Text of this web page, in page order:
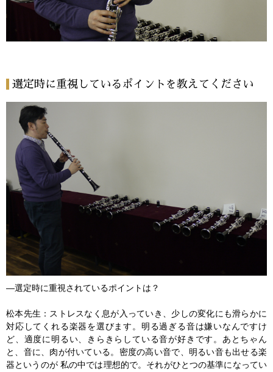
選定時に重視しているポイントを教えてください
―選定時に重視されているポイントは？
松本先生：ストレスなく息が入っていき、少しの変化にも滑らかに
対応してくれる楽器を選びます。明る過ぎる音は嫌いなんですけ
ど、適度に明るい、きらきらしている音が好きです。あとちゃん
と、音に、肉が付いている。密度の高い音で、明るい音も出せる楽
器というのが 私の中では理想的で。それがひとつの基準になってい